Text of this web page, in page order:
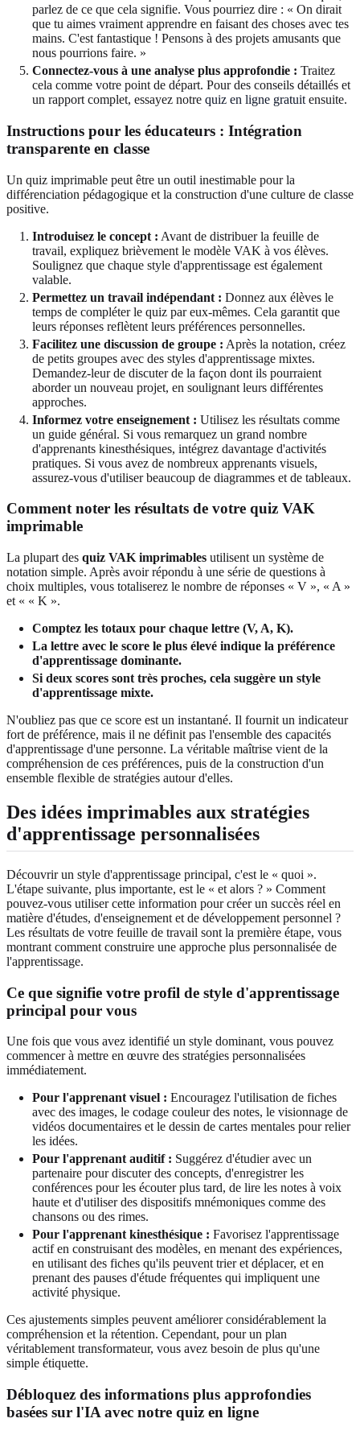
parlez de ce que cela signifie. Vous pourriez dire : « On dirait
que tu aimes vraiment apprendre en faisant des choses avec tes
mains. C'est fantastique ! Pensons à des projets amusants que
nous pourrions faire. »
Connectez-vous à une analyse plus approfondie : Traitez
cela comme votre point de départ. Pour des conseils détaillés et
un rapport complet, essayez notre quiz en ligne gratuit ensuite.
Instructions pour les éducateurs : Intégration
transparente en classe
Un quiz imprimable peut être un outil inestimable pour la
différenciation pédagogique et la construction d'une culture de classe
positive.
Introduisez le concept : Avant de distribuer la feuille de
travail, expliquez brièvement le modèle VAK à vos élèves.
Soulignez que chaque style d'apprentissage est également
valable.
Permettez un travail indépendant : Donnez aux élèves le
temps de compléter le quiz par eux-mêmes. Cela garantit que
leurs réponses reflètent leurs préférences personnelles.
Facilitez une discussion de groupe : Après la notation, créez
de petits groupes avec des styles d'apprentissage mixtes.
Demandez-leur de discuter de la façon dont ils pourraient
aborder un nouveau projet, en soulignant leurs différentes
approches.
Informez votre enseignement : Utilisez les résultats comme
un guide général. Si vous remarquez un grand nombre
d'apprenants kinesthésiques, intégrez davantage d'activités
pratiques. Si vous avez de nombreux apprenants visuels,
assurez-vous d'utiliser beaucoup de diagrammes et de tableaux.
Comment noter les résultats de votre quiz VAK
imprimable
La plupart des quiz VAK imprimables utilisent un système de
notation simple. Après avoir répondu à une série de questions à
choix multiples, vous totaliserez le nombre de réponses « V », « A »
et « « K ».
Comptez les totaux pour chaque lettre (V, A, K).
La lettre avec le score le plus élevé indique la préférence
d'apprentissage dominante.
Si deux scores sont très proches, cela suggère un style
d'apprentissage mixte.
N'oubliez pas que ce score est un instantané. Il fournit un indicateur
fort de préférence, mais il ne définit pas l'ensemble des capacités
d'apprentissage d'une personne. La véritable maîtrise vient de la
compréhension de ces préférences, puis de la construction d'un
ensemble flexible de stratégies autour d'elles.
Des idées imprimables aux stratégies
d'apprentissage personnalisées
Découvrir un style d'apprentissage principal, c'est le « quoi ».
L'étape suivante, plus importante, est le « et alors ? » Comment
pouvez-vous utiliser cette information pour créer un succès réel en
matière d'études, d'enseignement et de développement personnel ?
Les résultats de votre feuille de travail sont la première étape, vous
montrant comment construire une approche plus personnalisée de
l'apprentissage.
Ce que signifie votre profil de style d'apprentissage
principal pour vous
Une fois que vous avez identifié un style dominant, vous pouvez
commencer à mettre en œuvre des stratégies personnalisées
immédiatement.
Pour l'apprenant visuel : Encouragez l'utilisation de fiches
avec des images, le codage couleur des notes, le visionnage de
vidéos documentaires et le dessin de cartes mentales pour relier
les idées.
Pour l'apprenant auditif : Suggérez d'étudier avec un
partenaire pour discuter des concepts, d'enregistrer les
conférences pour les écouter plus tard, de lire les notes à voix
haute et d'utiliser des dispositifs mnémoniques comme des
chansons ou des rimes.
Pour l'apprenant kinesthésique : Favorisez l'apprentissage
actif en construisant des modèles, en menant des expériences,
en utilisant des fiches qu'ils peuvent trier et déplacer, et en
prenant des pauses d'étude fréquentes qui impliquent une
activité physique.
Ces ajustements simples peuvent améliorer considérablement la
compréhension et la rétention. Cependant, pour un plan
véritablement transformateur, vous avez besoin de plus qu'une
simple étiquette.
Débloquez des informations plus approfondies
basées sur l'IA avec notre quiz en ligne